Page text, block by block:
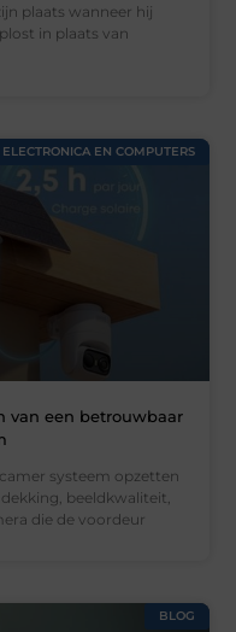
plaats wanneer hij
in plaats van
ELECTRONICA EN COMPUTERS
van een betrouwbaar
systeem opzetten
beeldkwaliteit,
die de voordeur
BLOG